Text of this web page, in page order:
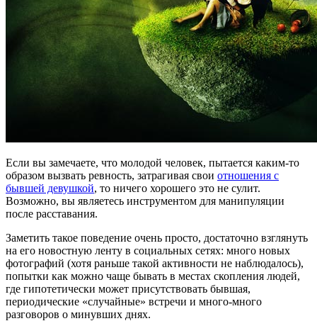
Если вы замечаете, что молодой человек, пытается каким-то
образом вызвать ревность, затрагивая свои отношения с
бывшей девушкой, то ничего хорошего это не сулит.
Возможно, вы являетесь инструментом для манипуляции
после расставания.
Заметить такое поведение очень просто, достаточно взглянуть
на его новостную ленту в социальных сетях: много новых
фотографий (хотя раньше такой активности не наблюдалось),
попытки как можно чаще бывать в местах скопления людей,
где гипотетически может присутствовать бывшая,
периодические «случайные» встречи и много-много
разговоров о минувших днях.